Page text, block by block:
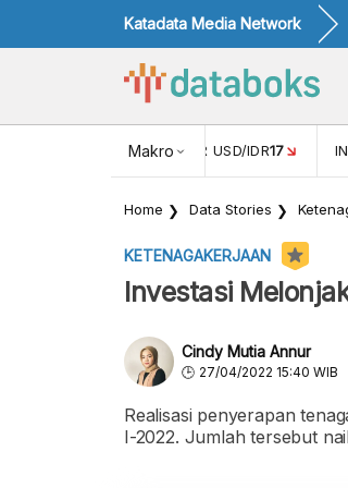
Katadata Media Network
Makro
NILAI TUKAR USD/IDR17
Home Data Stories
KETENAGAKERJAAN
Investasi
Cindy Mutia Annur
27/04/2022 15:40 WIB
Realisasi penyerapan
I-2022. Jumlah tersebut